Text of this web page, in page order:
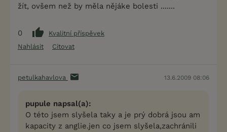
žít, ovšem než by měla nějáke bolesti .......
0
Kvalitní příspěvek
Nahlásit
Citovat
petulkahavlova 13.6.2009 08:06
pupule napsal(a):
O této jsem slyšela taky a je prý dobrá jsou am
kapacity z anglie.jen co jsem slyšela,zachránili